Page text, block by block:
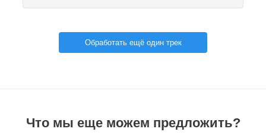
Обработать ещё один трек
Что мы еще можем предложить?